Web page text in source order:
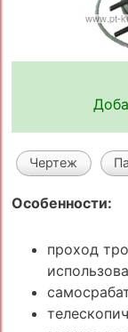
Чертеж
Особенности:
проход